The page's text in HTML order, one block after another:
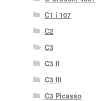
C1 i 107
C2
C3
C3 II
C3 III
C3 Picasso